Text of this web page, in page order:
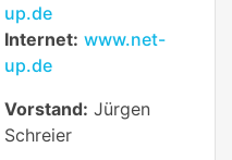
up.de
Internet: www.net-
up.de
Vorstand: Jürgen
Schreier